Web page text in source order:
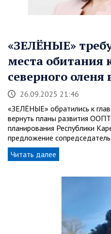
«ЗЕЛЁНЫЕ»
места обитания
северного оленя
26.09.2025 21:46
«ЗЕЛЁНЫЕ» обратились к
вернуть планы развития
планирования Республики
предложение
Читать далее